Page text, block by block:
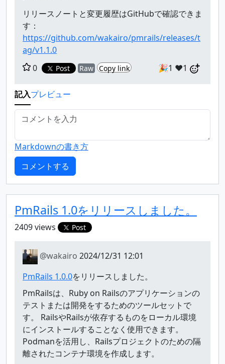
リリースノートと変更履歴はGitHubで確認できま
す：
https://github.com/wakairo/pmrails/releases/t
ag/v1.1.0
0
Post Raw Copy link 🎉1 ❤️1
記入プレビュー
Markdownの書き方
PmRails 1.0をリリースしました。
2409 views Post
@wakairo 2024/12/31 12:01
PmRails 1.0.0をリリースしました。
PmRailsは、Ruby on Railsのアプリケーションの
テストまたは開発をするためのツールセットで
す。 RailsやRailsが依存するものをローカル環境
にインストールすることなく使用できます。
Podmanを活用し、Railsプロジェクトのための隔
離されたコンテナ環境を作成します。